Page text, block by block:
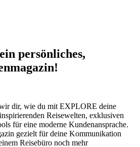
persönliches,
dir, wie du mit EXPLORE deine
Reisewelten, exklusiven
für eine moderne Kundenansprache.
gezielt für deine Kommunikation
Reisebüro noch mehr